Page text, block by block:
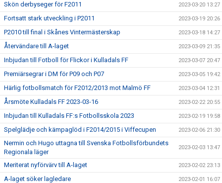
Skön derbyseger för F2011 2023-03-20 13:27
Fortsatt stark utveckling i P2011 2023-03-19 20:26
P2010 till final i Skånes Vintermästerskap 2023-03-18 14:27
Återvändare till A-laget 2023-03-09 21:35
Inbjudan till Fotboll för Flickor i Kulladals FF 2023-03-07 20:47
Premiärsegrar i DM för P09 och P07 2023-03-05 19:42
Härlig fotbollsmatch för F2012/2013 mot Malmö FF 2023-03-04 12:31
Årsmöte Kulladals FF 2023-03-16 2023-02-22 20:55
Inbjudan till Kulladals FF:s Fotbollsskola 2023 2023-02-19 19:58
Spelglädje och kämpaglöd i F2014/2015 i Viffecupen 2023-02-06 21:30
Nermin och Hugo uttagna till Svenska Fotbollsförbundets
Regionala läger
2023-02-03 13:47
Meriterat nyförvärv till A-laget 2023-02-02 23:13
A-laget söker lagledare 2023-02-01 16:07